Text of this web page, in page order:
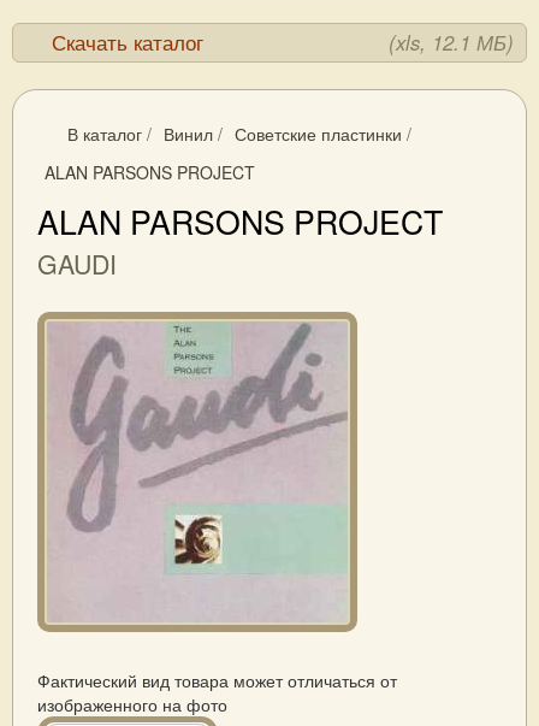
Скачать каталог (xls, 12.1 МБ)
В каталог / Винил / Советские пластинки /
ALAN PARSONS PROJECT
ALAN PARSONS PROJECT
GAUDI
Фактический вид товара может отличаться от
изображенного на фото